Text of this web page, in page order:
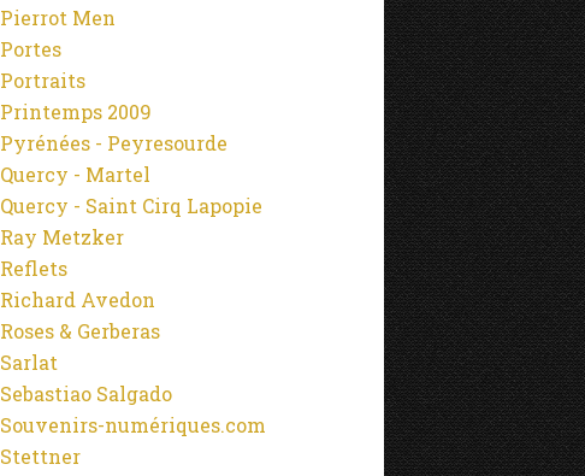
Pierrot Men
Portes
Portraits
Printemps 2009
Pyrénées - Peyresourde
Quercy - Martel
Quercy - Saint Cirq Lapopie
Ray Metzker
Reflets
Richard Avedon
Roses & Gerberas
Sarlat
Sebastiao Salgado
Souvenirs-numériques.com
Stettner